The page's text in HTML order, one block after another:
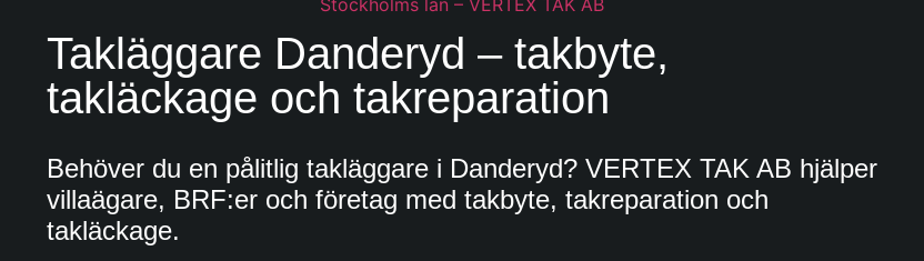
Takläggare Danderyd – takbyte,
takläckage och takreparation
Behöver du en pålitlig takläggare i Danderyd? VERTEX TAK AB hjälper
villaägare, BRF:er och företag med takbyte, takreparation och
takläckage.